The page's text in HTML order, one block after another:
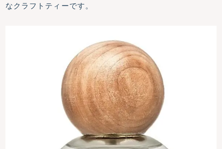
なクラフトティーです。